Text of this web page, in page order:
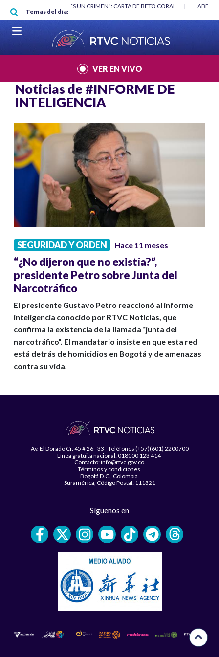
Pasar al contenido principal
Temas del día:
"HABLAR NO ES UN CRIMEN": CARTA DE BETO CORAL |
VER EN VIVO
Noticias de #INFORME DE
INTELIGENCIA
SEGURIDAD Y ORDEN Hace 11 meses
“¿No dijeron que no existía?”,
presidente Petro sobre Junta del
Narcotráfico
El presidente Gustavo Petro reaccionó al informe
inteligencia conocido por RTVC Noticias, que
confirma la existencia de la llamada “junta del
narcotráfico”. El mandatario insiste en que esta red
está detrás de homicidios en Bogotá y de amenazas
contra su vida.
Av. El Dorado Cr. 45 # 26 - 33 - Teléfonos (+57)(601) 2200700
Línea gratuita nacional: 018000 123 414
Contacto: info@rtvc.gov.co
Términos y condiciones
Bogotá D.C., Colombia
Suramérica, Código Postal: 111321
Síguenos en